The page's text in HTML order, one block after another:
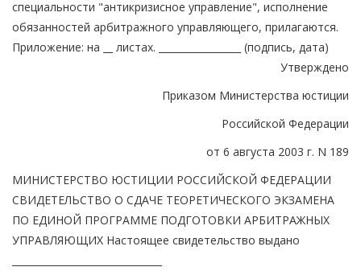
специальности "антикризисное управление", исполнение
обязанностей арбитражного управляющего, прилагаются.
Приложение: на __ листах. _________________ (подпись, дата)
Утверждено
Приказом Министерства юстиции
Российской Федерации
от 6 августа 2003 г. N 189
МИНИСТЕРСТВО ЮСТИЦИИ РОССИЙСКОЙ ФЕДЕРАЦИИ
СВИДЕТЕЛЬСТВО О СДАЧЕ ТЕОРЕТИЧЕСКОГО ЭКЗАМЕНА
ПО ЕДИНОЙ ПРОГРАММЕ ПОДГОТОВКИ АРБИТРАЖНЫХ
УПРАВЛЯЮЩИХ Настоящее свидетельство выдано